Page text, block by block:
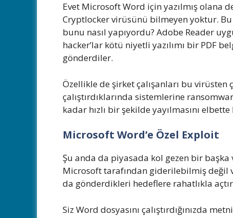
Evet Microsoft Word için yazılmış olana
Cryptlocker virüsünü bilmeyen yoktur. Bu
bunu nasıl yapıyordu? Adobe Reader
hacker’lar kötü niyetli yazılımı bir PDF
gönderdiler.
Özellikle de şirket çalışanları bu
çalıştırdıklarında sistemlerine
kadar hızlı bir şekilde yayılmasını
Microsoft Word’e Özel Exploit
Şu anda da piyasada kol gezen bir başka
Microsoft tarafından giderilebilmiş değil
da gönderdikleri hedeflere rahatlıkla
Siz Word dosyasını çalıştırdığınızda